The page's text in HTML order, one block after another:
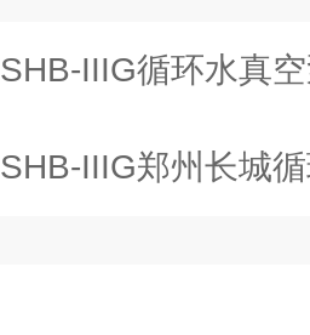
SHB-IIIG循环水真
SHB-IIIG郑州长城